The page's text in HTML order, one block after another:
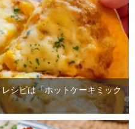
シピは「ホットケーキミック